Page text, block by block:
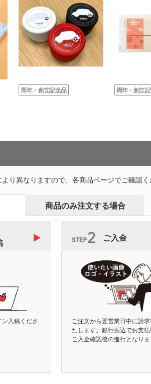
周年・創立記念品 周年・創立
り異なりますので、各商品ページでご確認
商品のみ注文する場合
入稿くださ
ご入金
ご注文から翌営業日中に請
たします。銀行振込でお支払
ご入金確認後の進行となりま